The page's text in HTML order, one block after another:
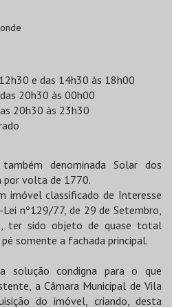
e das 14h30 às 18h00
20h30 às 00h00
20h30 às 23h30
denominada Solar dos
por volta de 1770.
classificado de Interesse
nº129/77, de 29 de Setembro,
ter sido objeto de quase total
somente a fachada principal.
solução condigna para o que
a Câmara Municipal de Vila
do imóvel, criando, desta